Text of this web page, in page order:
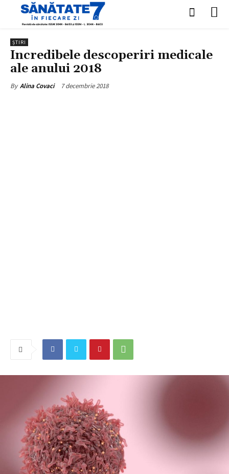
ȘTIRI
Incredibele descoperiri medicale
ale anului 2018
By Alina Covaci 7 decembrie 2018